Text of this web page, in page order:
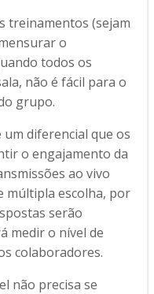
treinamentos (sejam
o
todos os
não é fácil para o
grupo.
diferencial que os
o engajamento da
ao vivo
múltipla escolha, por
serão
medir o nível de
colaboradores.
não precisa se